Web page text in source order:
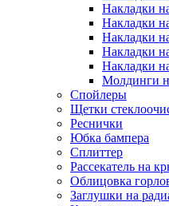
Накладки
Накладки
Накладки
Накладки
Накладки
Молдинги
Спойлеры
Щетки
Реснички
Юбка бампера
Сплиттер
Рассекатель на
Облицовка
Заглушки на